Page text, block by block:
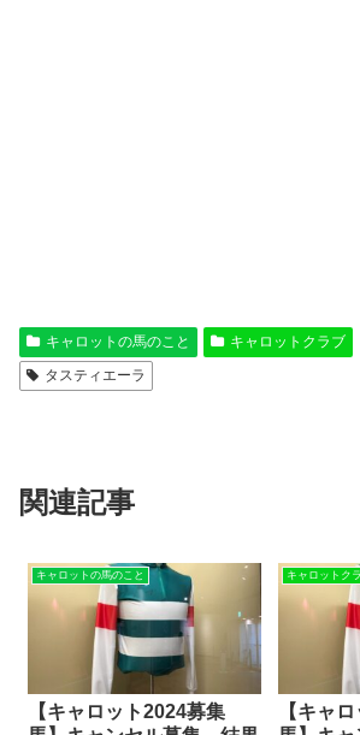
キャロットの馬のこと キャロットクラブ
タスティエーラ
関連記事
キャロットの馬のこと
【キャロット2024募集
キャロットク
【キャ